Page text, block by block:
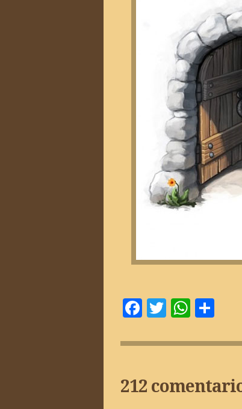
Facebook
Twitter
212